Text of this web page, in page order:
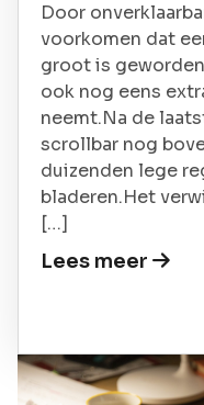
Door
voorkomen dat
groot is
ook nog eens
neemt.Na de
scrollbar nog
duizenden lege
bladeren.Het
[…]
Lees meer